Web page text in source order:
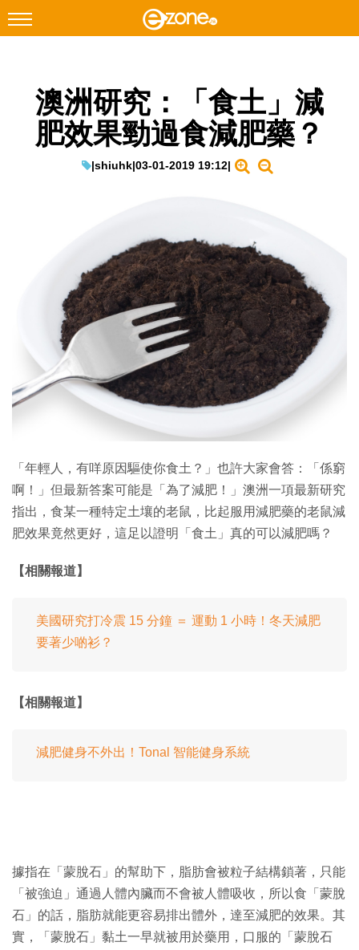
Facebook Instagram
科技焦點
生成式AI與雲端應用
Enterprise Digital Transformation
澳洲研究：「食土」減
肥效果勁過食減肥藥？
|shiuhk|03-01-2019 19:12|
「年輕人，有咩原因驅使你食土？」也許大家會答：「係窮
啊！」但最新答案可能是「為了減肥！」澳洲一項最新研究
指出，食某一種特定土壤的老鼠，比起服用減肥藥的老鼠減
肥效果竟然更好，這足以證明「食土」真的可以減肥嗎？
【相關報道】
美國研究打冷震 15 分鐘 ＝ 運動 1 小時！冬天減肥
要著少啲衫？
【相關報道】
減肥健身不外出！Tonal 智能健身系統
據指在「蒙脫石」的幫助下，脂肪會被粒子結構鎖著，只能
「被強迫」通過人體內臟而不會被人體吸收，所以食「蒙脫
石」的話，脂肪就能更容易排出體外，達至減肥的效果。其
實，「蒙脫石」黏土一早就被用於藥用，口服的「蒙脫石